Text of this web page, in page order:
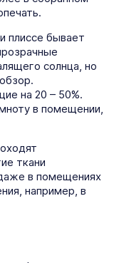
плиссе бывает
солнца, но
на 20 – 50%.
в помещении,
ткани
в помещениях
например, в